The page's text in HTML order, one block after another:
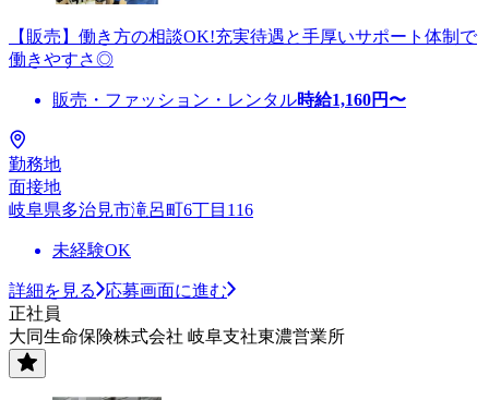
【販売】働き方の相談OK!充実待遇と手厚いサポート体制で
働きやすさ◎
販売・ファッション・レンタル時給1,160円〜
勤務地
面接地
岐阜県多治見市滝呂町6丁目116
未経験OK
詳細を見る
応募画面に進む
正社員
大同生命保険株式会社 岐阜支社東濃営業所